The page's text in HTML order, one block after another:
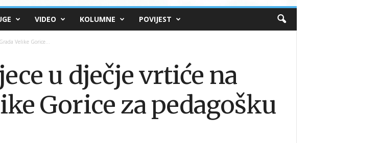
VIDEO KOLUMNE POVIJEST
Velike Gorice...
u dječje vrtiće na
Gorice za pedagošku